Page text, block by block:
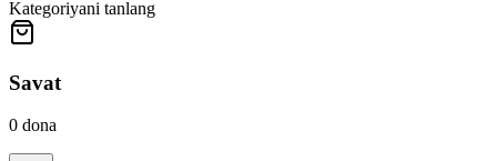
Kategoriyani tanlang
Savat
0 dona